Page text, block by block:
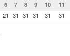
6 7 8 9 10
11
21 31 31 31 31 31